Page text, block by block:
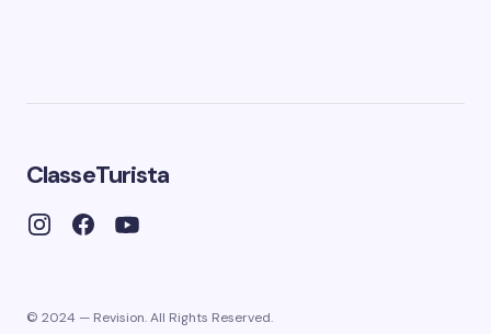
ClasseTurista
© 2024 — Revision. All Rights Reserved.